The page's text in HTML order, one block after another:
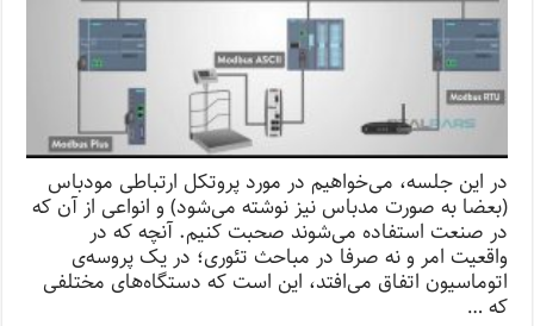
در این جلسه، می‌خواهیم در مورد پروتکل ارتباطی مودباس
(بعضا به صورت مدباس نیز نوشته می‌شود) و انواعی از آن که
در صنعت استفاده می‌شوند صحبت کنیم. آنچه که در
واقعیت امر و نه صرفا در مباحث تئوری؛ در یک پروسه‌ی
اتوماسیون اتفاق می‌افتد، این است که دستگاه‌های مختلفی
که …